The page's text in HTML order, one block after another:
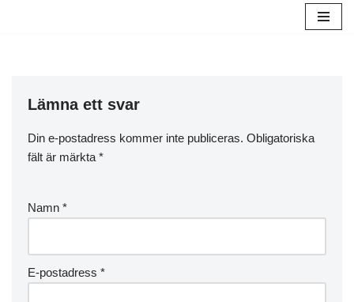
Lämna ett svar
Din e-postadress kommer inte publiceras. Obligatoriska
fält är märkta *
Namn *
E-postadress *